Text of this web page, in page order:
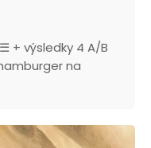
+ výsledky 4 A/B
na